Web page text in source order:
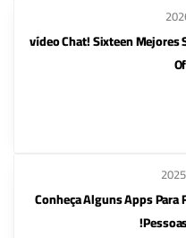
¡vídeo Chat! Sixteen
Conheça Alguns Apps Para